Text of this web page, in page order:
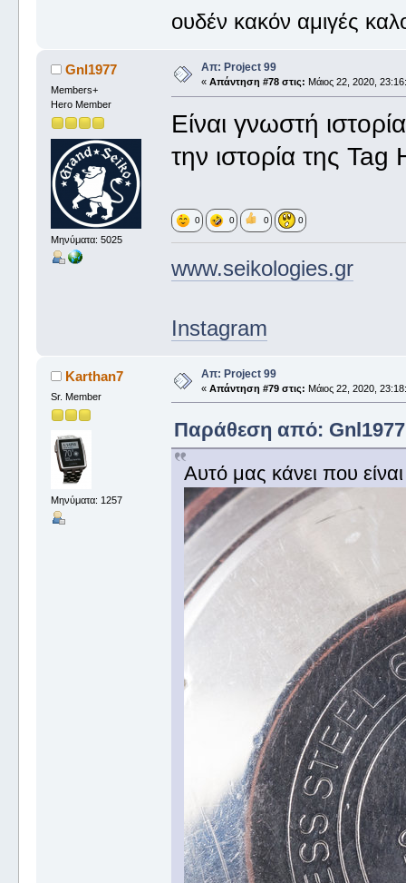
ουδέν κακόν αμιγές
Gnl1977
Members+
Hero Member
Μηνύματα: 5025
Απ: Project 99
« Απάντηση #78 στις: Μάιος 22, 2020,
Είναι γνωστή
την ιστορία της Tag
0 0 0 0
www.seikologies.gr
Instagram
Karthan7
Sr. Member
Μηνύματα: 1257
Απ: Project 99
« Απάντηση #79 στις: Μάιος 22, 2020,
Παράθεση από: Gnl1977
Αυτό μας κάνει που